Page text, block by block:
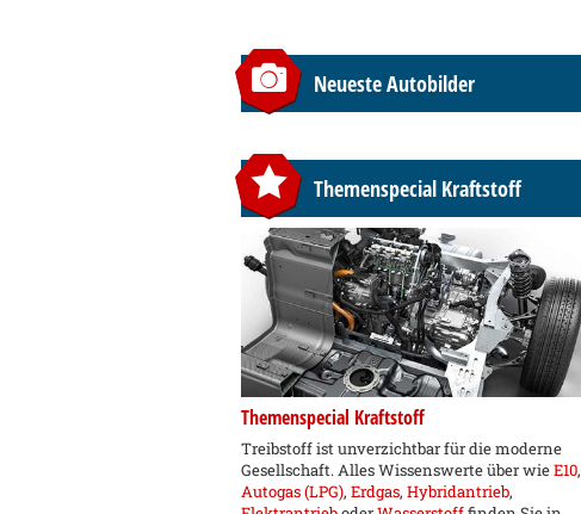
Neueste Autobilder
Themenspecial Kraftstoff
Themenspecial Kraftstoff
Treibstoff ist unverzichtbar für die moderne
Gesellschaft. Alles Wissenswerte über wieE10,
Autogas (LPG), Erdgas, Hybridantrieb,